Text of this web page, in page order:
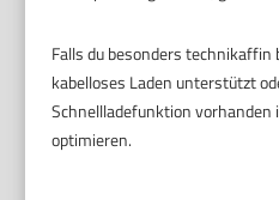
Falls du besonders technikaffin
kabelloses Laden unterstützt
Schnellladefunktion vorhanden
optimieren.